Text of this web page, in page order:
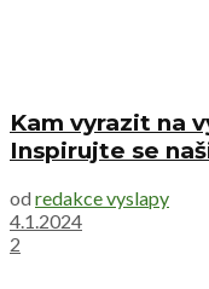
Kam vyrazit na
Inspirujte se
od redakce vyslapy
4.1.2024
2